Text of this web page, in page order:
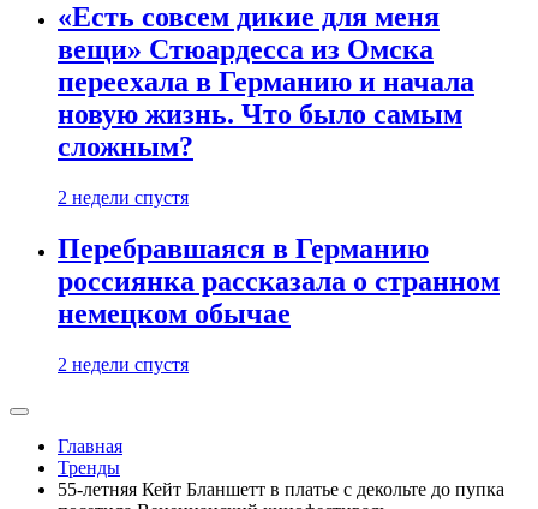
«Есть совсем дикие для меня
вещи» Стюардесса из Омска
переехала в Германию и начала
новую жизнь. Что было самым
сложным?
2 недели спустя
Перебравшаяся в Германию
россиянка рассказала о странном
немецком обычае
2 недели спустя
Главная
Тренды
55-летняя Кейт Бланшетт в платье с декольте до пупка